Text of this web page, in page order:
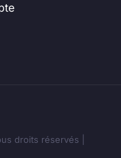
droits réservés |